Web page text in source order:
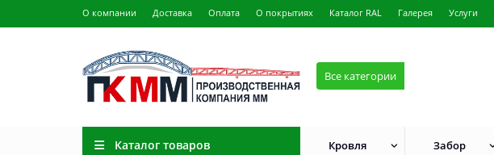
О компании Доставка Оплата О покрытиях Каталог RAL Галерея Услуги
Все категории
Каталог товаров Кровля Забор